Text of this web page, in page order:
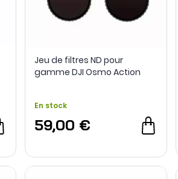
Jeu de filtres ND pour
gamme DJI Osmo Action
En stock
59,00 €